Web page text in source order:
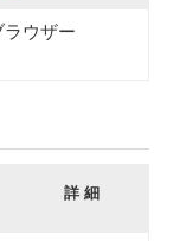
ウザー
詳 細